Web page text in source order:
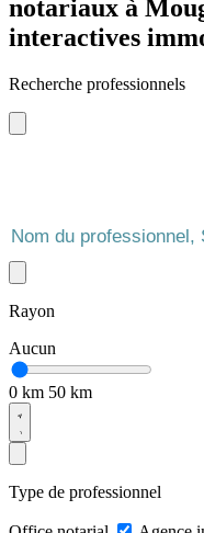
notariaux à
interactives
Recherche professionnels
Rayon
Aucun
0 km 50 km
Type de professionnel